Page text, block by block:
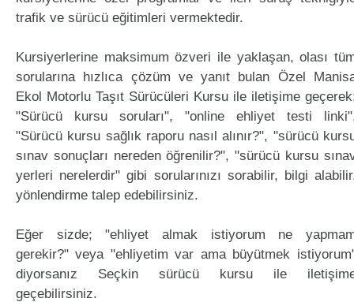
trafik ve sürücü eğitimleri vermektedir.
Kursiyerlerine maksimum özveri ile yaklaşan, olası
sorularına hızlıca çözüm ve yanıt bulan Özel
Ekol Motorlu Taşıt Sürücüleri Kursu ile iletişime
"Sürücü kursu soruları", "online ehliyet testi
"Sürücü kursu sağlık raporu nasıl alınır?", "sürücü
sınav sonuçları nereden öğrenilir?", "sürücü kursu
yerleri nerelerdir" gibi sorularınızı sorabilir, bilgi
yönlendirme talep edebilirsiniz.
Eğer sizde; "ehliyet almak istiyorum ne
gerekir?" veya "ehliyetim var ama büyütmek
diyorsanız Seçkin sürücü kursu ile
geçebilirsiniz.